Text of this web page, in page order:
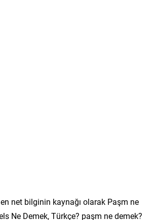
net bilginin kaynağı olarak Paşm ne
Ne Demek, Türkçe? paşm ne demek?